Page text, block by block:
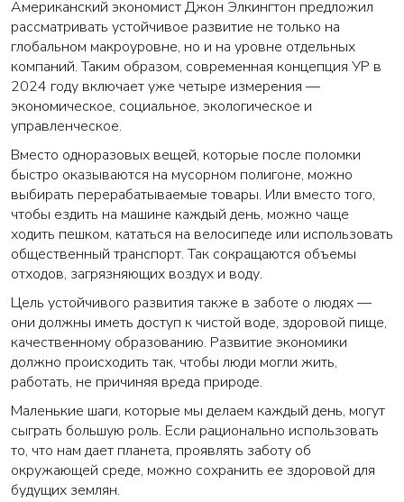
Американский экономист Джон Элкингтон предложил
рассматривать устойчивое развитие не только на
глобальном макроуровне, но и на уровне отдельных
компаний. Таким образом, современная концепция УР в
2024 году включает уже четыре измерения —
экономическое, социальное, экологическое и
управленческое.
Вместо одноразовых вещей, которые после поломки
быстро оказываются на мусорном полигоне, можно
выбирать перерабатываемые товары. Или вместо того,
чтобы ездить на машине каждый день, можно чаще
ходить пешком, кататься на велосипеде или использовать
общественный транспорт. Так сокращаются объемы
отходов, загрязняющих воздух и воду.
Цель устойчивого развития также в заботе о людях —
они должны иметь доступ к чистой воде, здоровой пище,
качественному образованию. Развитие экономики
должно происходить так, чтобы люди могли жить,
работать, не причиняя вреда природе.
Маленькие шаги, которые мы делаем каждый день, могут
сыграть большую роль. Если рационально использовать
то, что нам дает планета, проявлять заботу об
окружающей среде, можно сохранить ее здоровой для
будущих землян.